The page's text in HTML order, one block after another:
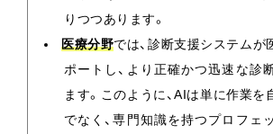
りつつあります。
医療分野では、診断支援システムが
ポートし、より正確かつ迅速な診
ます。このように、AIは単に作業を
でなく、専門知識を持つプロフェ